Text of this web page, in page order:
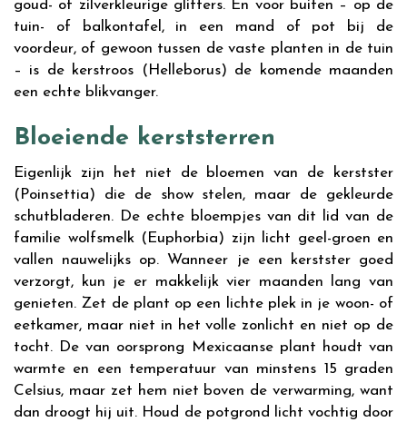
goud- of zilverkleurige glitters. En voor buiten – op de
tuin- of balkontafel, in een mand of pot bij de
voordeur, of gewoon tussen de vaste planten in de tuin
– is de kerstroos (Helleborus) de komende maanden
een echte blikvanger.
Bloeiende kerststerren
Eigenlijk zijn het niet de bloemen van de kerstster
(Poinsettia) die de show stelen, maar de gekleurde
schutbladeren. De echte bloempjes van dit lid van de
familie wolfsmelk (Euphorbia) zijn licht geel-groen en
vallen nauwelijks op. Wanneer je een kerstster goed
verzorgt, kun je er makkelijk vier maanden lang van
genieten. Zet de plant op een lichte plek in je woon- of
eetkamer, maar niet in het volle zonlicht en niet op de
tocht. De van oorsprong Mexicaanse plant houdt van
warmte en een temperatuur van minstens 15 graden
Celsius, maar zet hem niet boven de verwarming, want
dan droogt hij uit. Houd de potgrond licht vochtig door